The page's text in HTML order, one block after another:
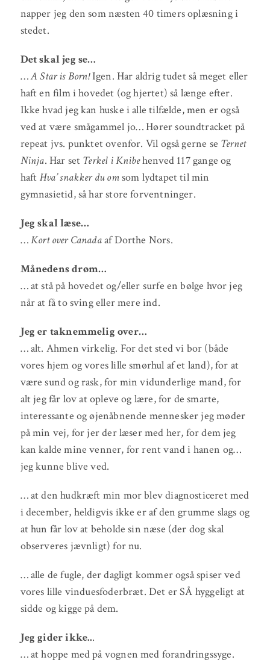
napper jeg den som næsten 40 timers oplæsning i
stedet.
Det skal jeg se…
…A Star is Born!Igen. Har aldrig tudet så meget eller
haft en film i hovedet (og hjertet) så længe efter.
Ikke hvad jeg kan huske i alle tilfælde, men er også
ved at være smågammel jo… Hører soundtracket på
repeat jvs. punktet ovenfor. Vil også gerne se Ternet
Ninja. Har set Terkel i Knibehenved 117 gange og
haft Hva’ snakker du omsom lydtapet til min
gymnasietid, så har store forventninger.
Jeg skal læse…
…Kort over Canadaaf Dorthe Nors.
Månedens drøm…
… at stå på hovedet og/eller surfe en bølge hvor jeg
når at få to sving eller mere ind.
Jeg er taknemmelig over…
… alt. Ahmen virkelig. For det sted vi bor (både
vores hjem og vores lille smørhul af et land), for at
være sund og rask, for min vidunderlige mand, for
alt jeg får lov at opleve og lære, for de smarte,
interessante og øjenåbnende mennesker jeg møder
på min vej, for jer der læser med her, for dem jeg
kan kalde mine venner, for rent vand i hanen og…
jeg kunne blive ved.
… at den hudkræft min mor blev diagnosticeret med
i december, heldigvis ikke er af den grumme slags og
at hun får lov at beholde sin næse (der dog skal
observeres jævnligt) for nu.
… alle de fugle, der dagligt kommer også spiser ved
vores lille vinduesfoderbræt. Det er SÅ hyggeligt at
sidde og kigge på dem.
Jeg gider ikke...
… at hoppe med på vognen med forandringssyge.